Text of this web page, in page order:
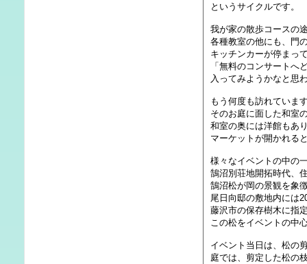
というサイクルです。
我が家の散歩コースの
各種教室の他にも、門
キッチンカーが停まっ
「無料のコンサートへ
入ってみようかなと思
もう何度も訪れていま
そのお庭に面した和室
和室の奥には洋館もあ
マーケットが開かれる
様々なイベントの中の
鵠沼別荘地開拓時代、
鵠沼松が岡の景観を象
尾日向邸の敷地内には
藤沢市の保存樹木に指
この松をイベントの中
イベント当日は、松の
庭では、剪定した松の